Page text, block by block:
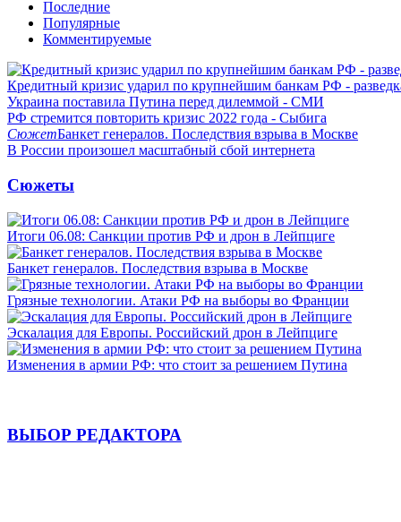
Последние
Популярные
Комментируемые
Кредитный кризис ударил по крупнейшим банкам РФ -
Украина поставила Путина перед дилеммой - СМИ
РФ стремится повторить кризис 2022 года - Сыбига
СюжетБанкет генералов. Последствия взрыва в Москве
В России произошел масштабный сбой интернета
Сюжеты
Итоги 06.08: Санкции против РФ и дрон в Лейпциге
Банкет генералов. Последствия взрыва в Москве
Грязные технологии. Атаки РФ на выборы во Франции
Эскалация для Европы. Российский дрон в Лейпциге
Изменения в армии РФ: что стоит за решением Путина
ВЫБОР РЕДАКТОРА